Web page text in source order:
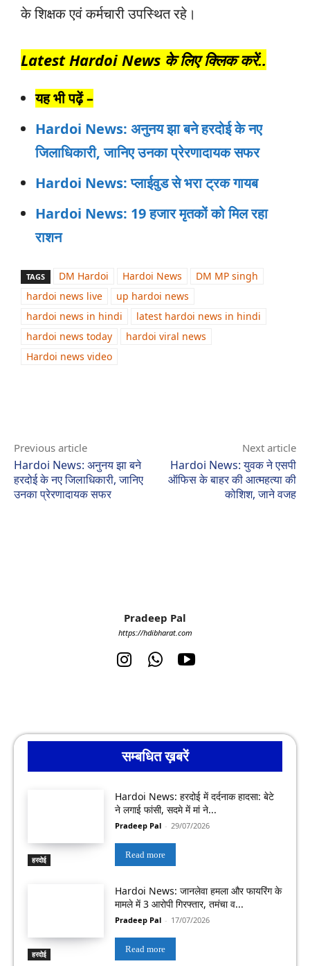
के शिक्षक एवं कर्मचारी उपस्थित रहे।
Latest Hardoi News के लिए क्लिक करें..
यह भी पढ़ें –
Hardoi News: अनुनय झा बने हरदोई के नए
जिलाधिकारी, जानिए उनका प्रेरणादायक सफर
Hardoi News: प्लाईवुड से भरा ट्रक गायब
Hardoi News: 19 हजार मृतकों को मिल रहा
राशन
TAGS DM Hardoi Hardoi News
DM MP singh
hardoi news live
up hardoi news
hardoi news in hindi
latest hardoi news in hindi
hardoi news today
hardoi viral news
Hardoi news video
Previous article
Hardoi News: अनुनय झा बने
हरदोई के नए जिलाधिकारी, जानिए
उनका प्रेरणादायक सफर
Next article
Hardoi News: युवक ने एसपी
ऑफिस के बाहर की आत्महत्या की
कोशिश, जाने वजह
Pradeep Pal
https://hdibharat.com
सम्बधित ख़बरें
हरदोई
Hardoi News: हरदोई में दर्दनाक हादसा: बेटे
ने लगाई फांसी, सदमे में मां ने...
Pradeep Pal - 29/07/2026
Read more
हरदोई
Hardoi News: जानलेवा हमला और फायरिंग के
मामले में 3 आरोपी गिरफ्तार, तमंचा व...
Pradeep Pal - 17/07/2026
Read more